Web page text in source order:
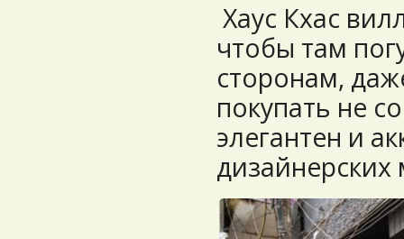
Хаус Кхас
чтобы там
сторонам,
покупать не
элегантен и